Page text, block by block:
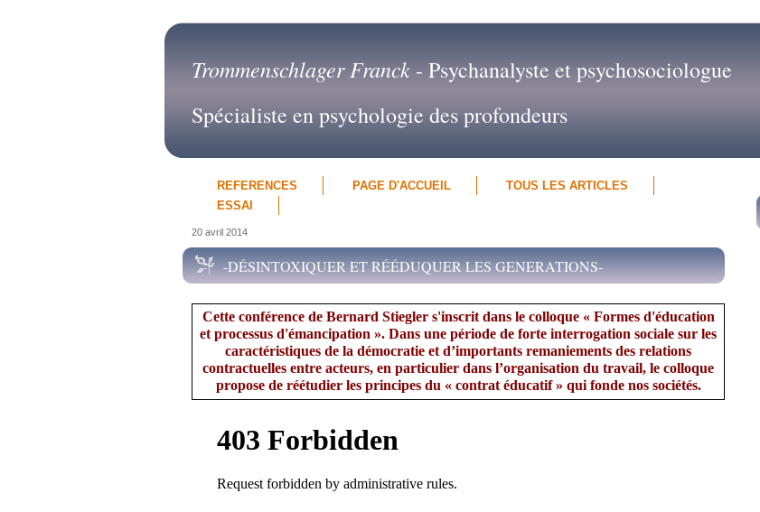
Trommenschlager Franck- Psychanalyste et psychosociologue
Spécialiste en psychologie des profondeurs
REFERENCES PAGE D'ACCUEIL
TOUS LES ARTICLES
ESSAI
20 avril 2014
-DÉSINTOXIQUER ET RÉÉDUQUER LES GENERATIONS-
Cette conférence de Bernard Stiegler s'inscrit dans le colloque « Formes d'éducation
et processus d'émancipation ». Dans une période de forte interrogation sociale sur les
caractéristiques de la démocratie et d’importants remaniements des relations
contractuelles entre acteurs, en particulier dans l’organisation du travail, le colloque
propose de réétudier les principes du « contrat éducatif » qui fonde nos sociétés.